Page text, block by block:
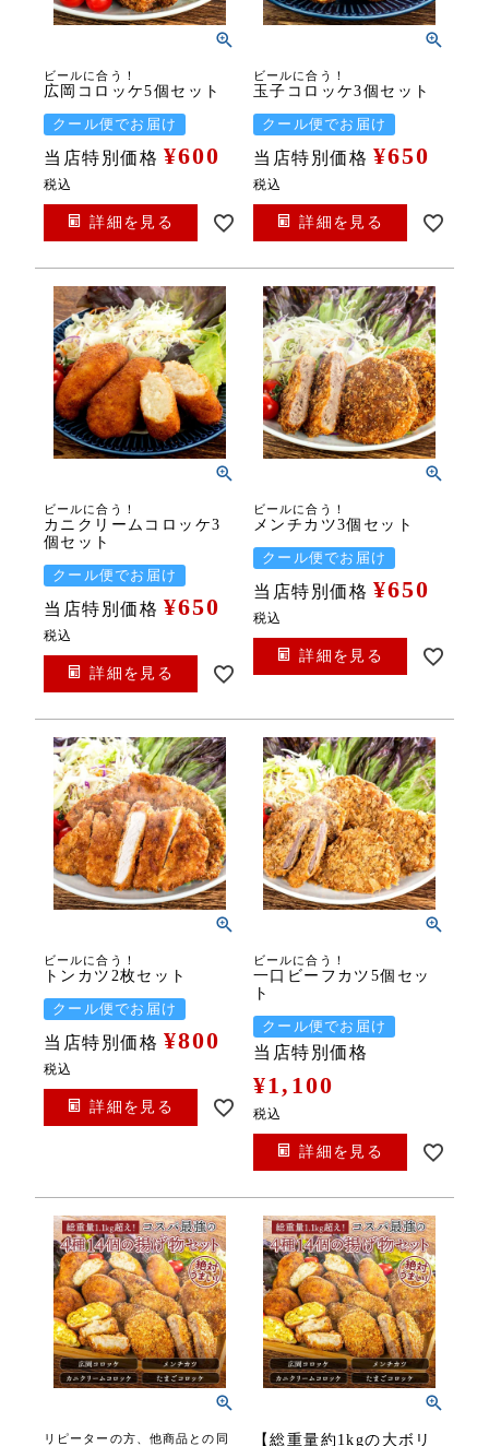
ビールに合う！
広岡コロッケ5個セット
クール便でお届け
当店特別価格 ¥600
税込
詳細を見る
ビールに合う！
玉子コロッケ3個セット
クール便でお届け
当店特別価格 ¥650
税込
詳細を見る
ビールに合う！
カニクリームコロッケ3
個セット
クール便でお届け
当店特別価格 ¥650
税込
詳細を見る
ビールに合う！
メンチカツ3個セット
クール便でお届け
当店特別価格 ¥650
税込
詳細を見る
ビールに合う！
トンカツ2枚セット
クール便でお届け
当店特別価格 ¥800
税込
詳細を見る
ビールに合う！
一口ビーフカツ5個セッ
ト
クール便でお届け
当店特別価格
¥1,100
税込
詳細を見る
リピーターの方、他商品との同
【総重量約1kgの大ボリ